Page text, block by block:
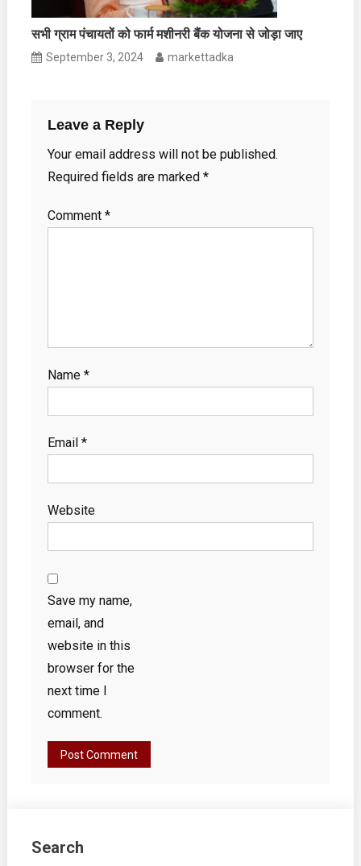
सभी ग्राम पंचायतों को फार्म मशीनरी बैंक योजना से जोड़ा जाए
September 3, 2024 markettadka
Leave a Reply
Your email address will not be published.
Required fields are marked *
Comment *
Name *
Email *
Website
Save my name,
email, and
website in this
browser for the
next time I
comment.
Search